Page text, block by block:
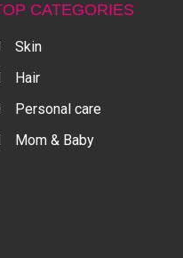
CATEGORIES
Skin
Hair
Personal care
Mom & Baby